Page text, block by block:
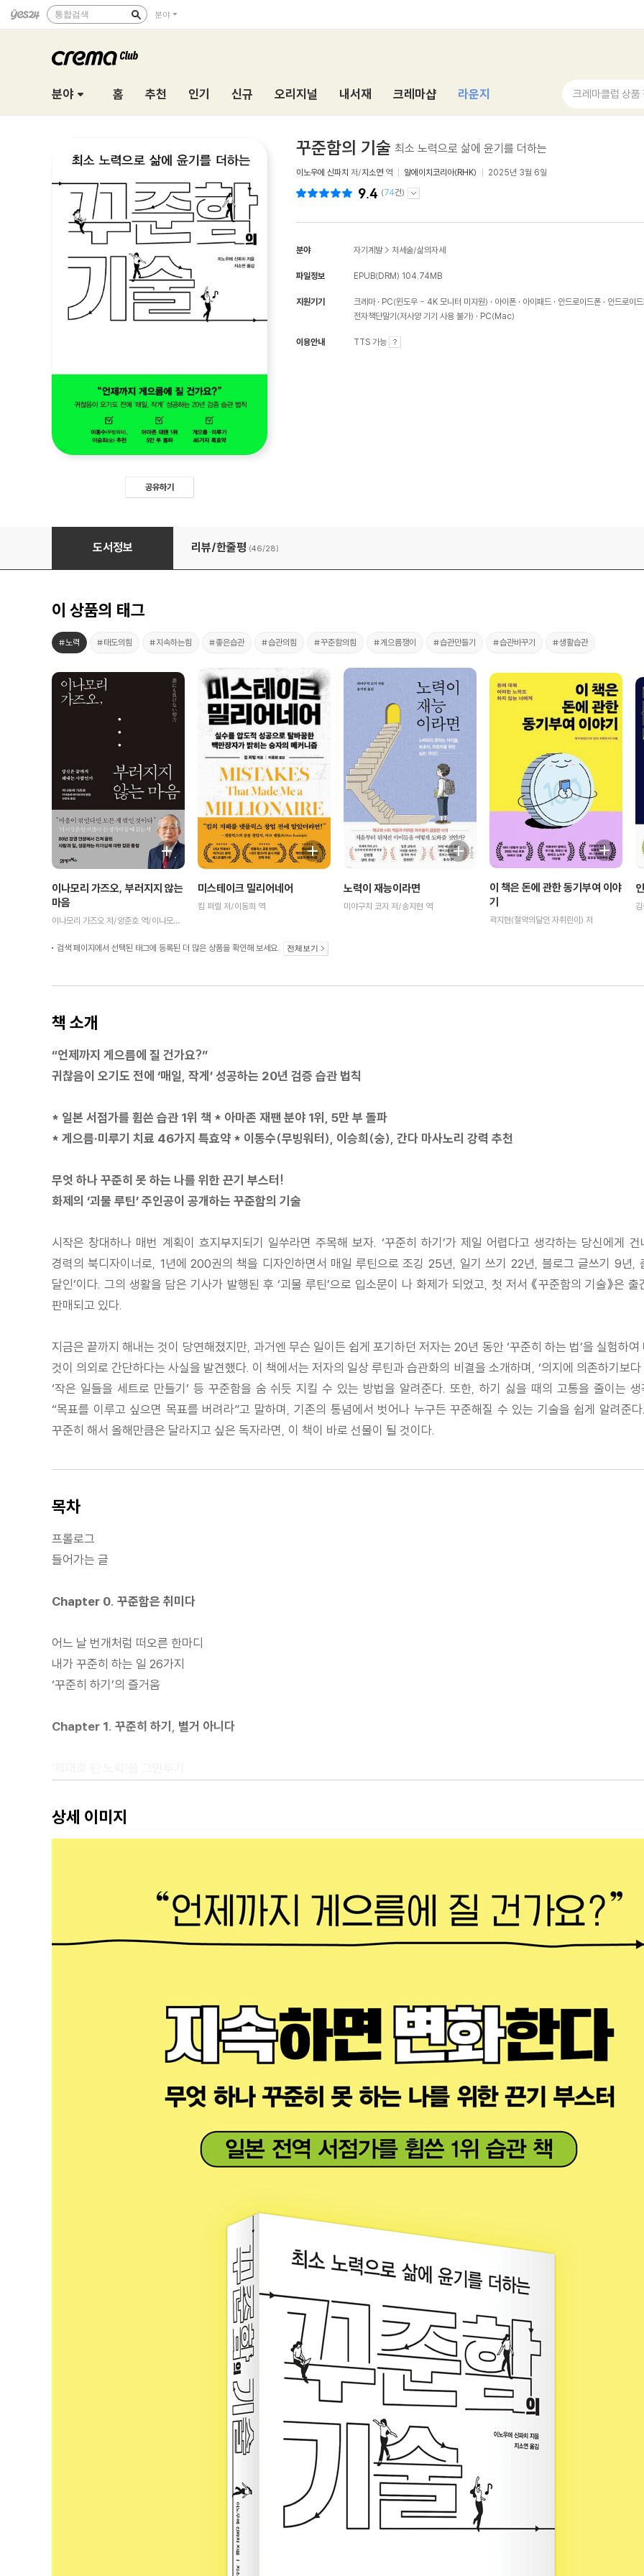
통합검색 분야
분야 홈 추천 인기 신규 오리지널 내서재 크레마샵 라운지 크레마클럽 상품
공유하기
꾸준함의 기술 최소 노력으로 삶에 윤기를 더하는
이노우에 신파치 저/지소연 역 알에이치코리아(RHK) 2025년 3월 6일
9.4 (74건)
분야 자기계발> 처세술/삶의자세
파일정보 EPUB(DRM) 104.74MB
지원기기 크레마 PC(윈도우 - 4K 모니터 미지원) 아이폰 아이패드 안드로이드폰
안드로이
전자책단말기(저사양 기기 사용 불가)
PC(Mac)
이용안내 TTS 가능
꾸준함의 기술
도서정보 리뷰/한줄평 (46/28)
이 상품의 태그
#노력 #태도의힘 #지속하는힘 #좋은습관 #습관의힘 #꾸준함의힘 #게으름쟁이 #습관만들기 #습관바꾸기 #생활습관
이나모리 가즈오, 부러지지 않는
마음
이나모리 가즈오 저/양준호 역/이나모리 라이브러리 편저
미스테이크 밀리어네어
킴 퍼럴 저/이동희 역
노력이 재능이라면
미야구치 코지 저/송지현 역
이 책은 돈에 관한 동기부여 이야
기
곽지현(절약의달인 자취린이) 저
검색 페이지에서 선택된 태그에 등록된 더 많은 상품을 확인해 보세요. 전체보기
책 소개
“언제까지 게으름에 질 건가요?”
귀찮음이 오기도 전에 ‘매일, 작게’ 성공하는 20년 검증 습관 법칙
* 일본 서점가를 휩쓴 습관 1위 책 * 아마존 재팬 분야 1위, 5만 부 돌파
* 게으름·미루기 치료 46가지 특효약 * 이동수(무빙워터), 이승희(숭), 간다 마사노리 강력 추천
무엇 하나 꾸준히 못 하는 나를 위한 끈기 부스터!
화제의 ‘괴물 루틴’ 주인공이 공개하는 꾸준함의 기술
시작은 창대하나 매번 계획이 흐지부지되기 일쑤라면 주목해 보자. ‘꾸준히 하기’가 제일 어렵다고 생각하는 당신에게
경력의 북디자이너로, 1년에 200권의 책을 디자인하면서 매일 루틴으로 조깅 25년, 일기 쓰기 22년, 블로그 글쓰기 9년
달인’이다. 그의 생활을 담은 기사가 발행된 후 ‘괴물 루틴’으로 입소문이 나 화제가 되었고, 첫 저서 《꾸준함의 기술》은
판매되고 있다.
지금은 끝까지 해내는 것이 당연해졌지만, 과거엔 무슨 일이든 쉽게 포기하던 저자는 20년 동안 ‘꾸준히 하는 법’을 실험하
것이 의외로 간단하다는 사실을 발견했다. 이 책에서는 저자의 일상 루틴과 습관화의 비결을 소개하며, ‘의지에 의존하기보
‘작은 일들을 세트로 만들기’ 등 꾸준함을 숨 쉬듯 지킬 수 있는 방법을 알려준다. 또한, 하기 싫을 때의 고통을 줄이는
“목표를 이루고 싶으면 목표를 버려라”고 말하며, 기존의 통념에서 벗어나 누구든 꾸준해질 수 있는 기술을 쉽게 알려준
꾸준히 해서 올해만큼은 달라지고 싶은 독자라면, 이 책이 바로 선물이 될 것이다.
목차
프롤로그
들어가는 글
Chapter 0. 꾸준함은 취미다
어느 날 번개처럼 떠오른 한마디
내가 꾸준히 하는 일 26가지
‘꾸준히 하기’의 즐거움
Chapter 1. 꾸준히 하기, 별거 아니다
하겠다고 마음먹은 건 당신이다
뭐든 상관없으니 시작해 본다
Chapter 2. 꾸준함은 ‘구조’가 전부다
5분 안에 할 수 있는 형태로 만든다
사소한 일 두 가지를 세트로 묶는다
‘겸사겸사’의 힘을 이용한다
언제 할지를 구체적으로 정한다
점을 선으로 이으면 하루가 바뀐다
Chapter 3. 꾸준하면 ‘끝까지 해내는 힘’이 생긴다
Chapter 4. 꾸준하면 달라진 ‘나’를 만난다
상세 이미지